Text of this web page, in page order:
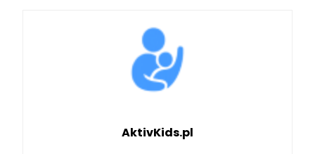
AktivKids.pl